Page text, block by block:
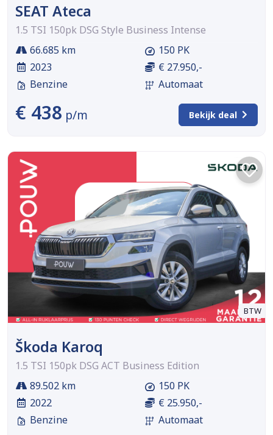
SEAT Ateca
1.5 TSI 150pk DSG Style Business Intense
66.685 km
2023
Benzine
150 PK
€ 27.950,-
Automaat
€ 438 p/m Bekijk deal
BTW
Škoda Karoq
1.5 TSI 150pk DSG ACT Business Edition
89.502 km
2022
Benzine
150 PK
€ 25.950,-
Automaat